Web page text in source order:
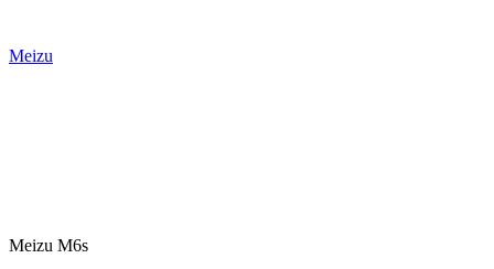
Meizu
Meizu M6s